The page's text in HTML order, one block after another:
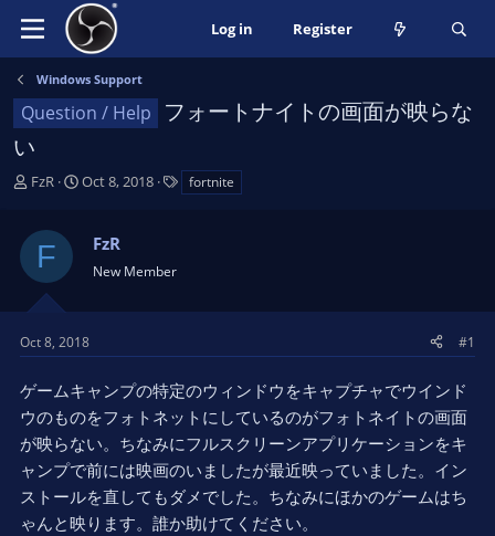
Log in Register
Windows Support
Question / Help
フォートナイトの画面が映らな
い
T
s
a
r
e
r
FzR
S
a
t
e
Oct 8, 2018 fortnite
F FzR
New Member
Oct 8, 2018 #1
ゲームキャンプの特定のウィンドウをキャプチャでウインド
ウのものをフォトネットにしているのがフォトネイトの画面
が映らない。ちなみにフルスクリーンアプリケーションをキ
ャンプで前には映画のいましたが最近映っていました。イン
ストールを直してもダメでした。ちなみにほかのゲームはち
ゃんと映ります。誰か助けてください。